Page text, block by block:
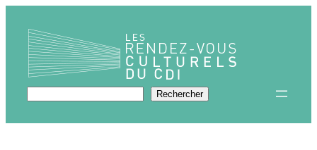
contenu
Rechercher Rechercher